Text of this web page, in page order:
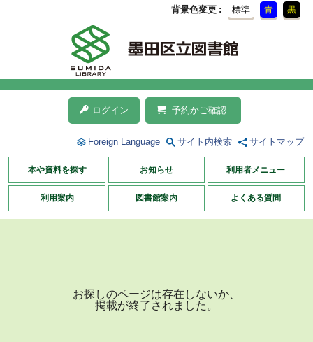
背景色変更 標準 青 黒
ログイン 予約かご確認
Foreign Language サイト内検索 サイトマップ
本や資料を探す お知らせ 利用者メニュー
利用案内 図書館案内 よくある質問
お探しのページは存在しないか、
掲載が終了されました。